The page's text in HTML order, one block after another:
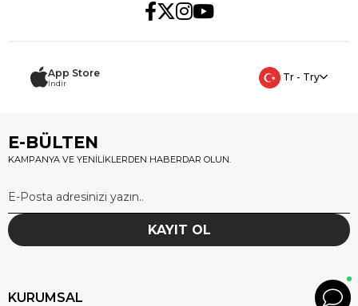
App Store
İndir
Tr - Try
E-BÜLTEN
KAMPANYA VE YENİLİKLERDEN HABERDAR OLUN.
KAYIT OL
KURUMSAL